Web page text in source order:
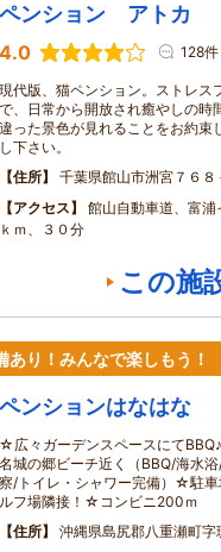
ペンション アトカ
4.0 128件
現代版、猫ペンション。ストレス
で、日常から開放され癒やしの時
違った景色が見れることをお約束
し下さい。
住所
千葉県館山市洲宮７６８
アクセス
館山自動車道、富
ｋｍ、３０分
この施
り！みんなで楽しもう！
ペンションはなはな
☆広々ガーデンスペースにて
名城の郷ビーチ近く（BBQ/海水
察/トイレ・シャワー完備）☆駐
ルフ場隣接！☆コンビニ200ｍ
住所
沖縄県島尻郡八重瀬町